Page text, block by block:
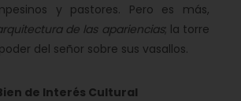
y pastores. Pero es más,
de las apariencias; la torre
del señor sobre sus vasallos.
de Interés Cultural